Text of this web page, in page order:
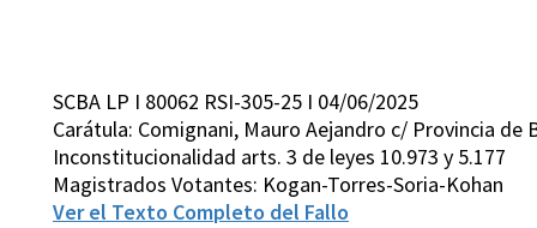
SCBA LP I 80062 RSI-305-25 I 04/06/2025
Carátula: Comignani, Mauro Aejandro c/ Provincia
Inconstitucionalidad arts. 3 de leyes 10.973 y 5.177
Magistrados Votantes: Kogan-Torres-Soria-Kohan
Ver el Texto Completo del Fallo